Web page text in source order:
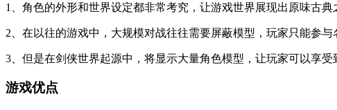
1、角色的外形和世界设定都非常考究，让游戏世界展现出原味古典
2、在以往的游戏中，大规模对战往往需要屏蔽模型，玩家只能参与
3、但是在剑侠世界起源中，将显示大量角色模型，让玩家可以享受
游戏优点